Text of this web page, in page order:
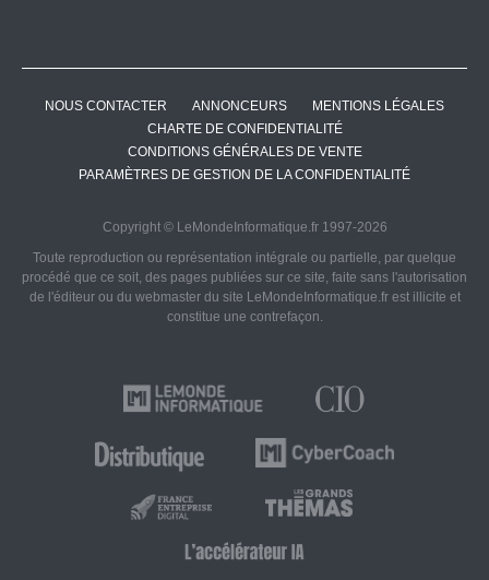
NOUS CONTACTER ANNONCEURS
MENTIONS LÉGALES
CHARTE DE CONFIDENTIALITÉ
CONDITIONS GÉNÉRALES DE VENTE
PARAMÈTRES DE GESTION DE LA CONFIDENTIALITÉ
Copyright © LeMondeInformatique.fr 1997-2026
Toute reproduction ou représentation intégrale ou partielle, par quelque
procédé que ce soit, des pages publiées sur ce site, faite sans l'autorisation
de l'éditeur ou du webmaster du site LeMondeInformatique.fr est illicite et
constitue une contrefaçon.